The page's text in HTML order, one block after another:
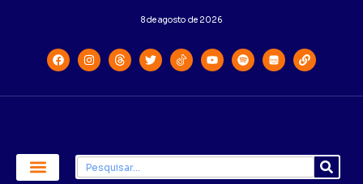
8 de agosto de 2026